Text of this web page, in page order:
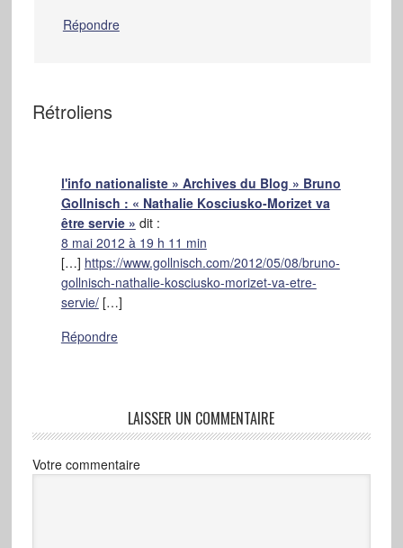
Répondre
Rétroliens
l'info nationaliste » Archives du Blog » Bruno
Gollnisch : « Nathalie Kosciusko-Morizet va
être servie » dit :
8 mai 2012 à 19 h 11 min
[…] https://www.gollnisch.com/2012/05/08/bruno-
gollnisch-nathalie-kosciusko-morizet-va-etre-
servie/[…]
Répondre
LAISSER UN COMMENTAIRE
Votre commentaire